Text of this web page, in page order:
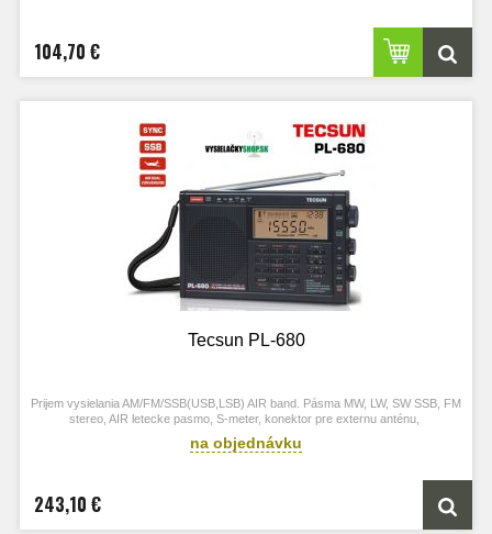
104,70 €
Tecsun PL-680
Prijem vysielania AM/FM/SSB(USB,LSB) AIR band. Pásma MW, LW, SW SSB, FM
stereo, AIR letecke pasmo, S-meter, konektor pre externu anténu,
na objednávku
243,10 €